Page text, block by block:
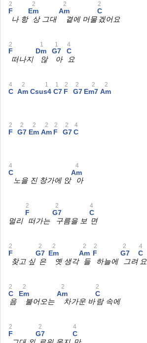
F
2
나 항
Em
2
상 그대
Am
2
곁에 머물
C
2
겠어요
F
2
떠나지
Dm
1
않
G7
1
아
C
4
요
C
4
Am
2
Csus4
1
C7
1
F
2
G7
2
Em7
2
Am
2
F
2
G7
2
Em
2
Am
2
F
2
G7
2
C
4
C
4
노을 진 창가에 앉
Am
4
아
멀리
F
2
떠가는
G7
2
구름을 보
C
4
면
F
2
찾고 싶
G7
2
은
Em
2
옛 생각
Am
2
들
F
2
하늘에
G7
2
그려
C
4
요
C
2
음
Em
2
불어오는
Am
2
차가운 바
C
2
람 속에
F
2
G7
2
C
4